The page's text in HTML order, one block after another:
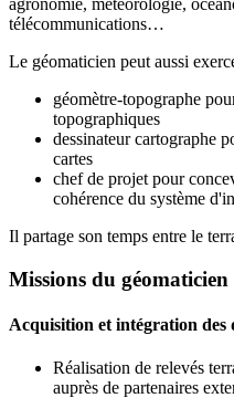
agronomie, météorologie,
télécommunications…
Le géomaticien peut aussi
géomètre-topographe
topographiques
dessinateur cartographe
cartes
chef de projet pour
cohérence du système
Il partage son temps entre le
Missions du géomaticien
Acquisition et intégration des
Réalisation de relevés
auprès de partenaires